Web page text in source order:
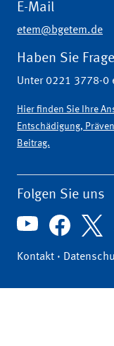
E-Mail
etem@bgetem.de
Haben Sie
Unter 0221 3778-0
Hier finden Sie Ihre
Entschädigung,
Beitrag.
Folgen Sie uns
Kontakt ·